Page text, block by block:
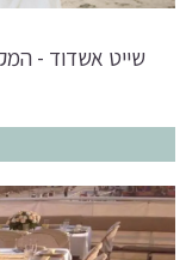
שייט אשדוד -